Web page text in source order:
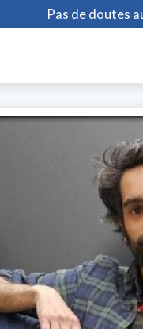
Pas de doutes